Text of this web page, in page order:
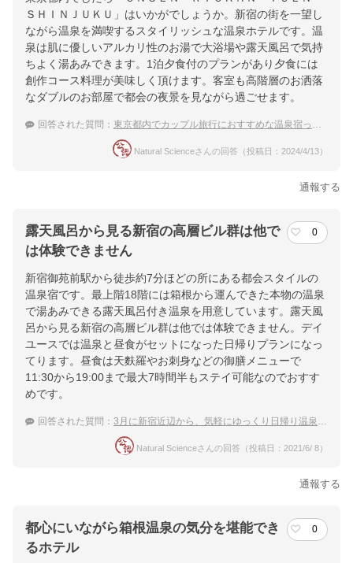
ＳＨＩＮＪＵＫＵ」はいかがでしょうか。新宿の街を一望し
ながら温泉を満喫するスタイリッシュな温泉ホテルです。温
泉は肌に優しいアルカリ性のお湯で大浴場や露天風呂で気持
ちよく湯あみできます。1泊夕食付のプランがあり夕食には
創作コース料理が美味しく頂けます。客室も高階層のお洒落
なダブルのお部屋で都会の夜景を見ながら過ごせます。
回答された質問： 東京都内でカップル旅行におすすめな温泉宿ってありますか？
Natural Scienceさんの回答（投稿日：2024/4/13）
通報する
露天風呂から見る新宿の高層ビル群は他で
は体験できません
0
新宿御苑前駅から徒歩約7分ほどの所にある都会スタイルの
温泉宿です。最上階18階には箱根から運んできた本物の温泉
で湯あみできる露天風呂付き温泉を用意しています。露天風
呂から見る新宿の高層ビル群は他では体験できません。デイ
ユースでは温泉と昼食がセットになった日帰りプランになっ
てります。昼食は天麩羅やお刺身などの御膳メニューで
11:30から19:00まで最大7時間半もステイ可能なのでおすす
めです。
回答された質問： 3月に新宿近辺から、気軽にゆっくり日帰り温泉に行くのに良い宿は？
Natural Scienceさんの回答（投稿日：2021/6/ 8）
通報する
都心にいながら箱根温泉の気分を堪能でき
るホテル
0